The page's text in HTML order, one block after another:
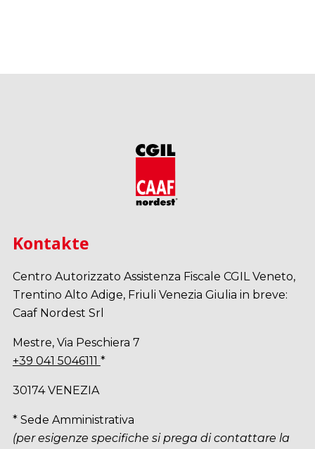
Kontakte
Centro Autorizzato Assistenza Fiscale CGIL Veneto,
Trentino Alto Adige, Friuli Venezia Giulia in breve:
Caaf Nordest Srl
Mestre, Via Peschiera 7
+39 041 5046111 *
30174 VENEZIA
* Sede Amministrativa
(per esigenze specifiche si prega di contattare la